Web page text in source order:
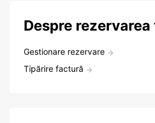
Despre rezervarea
Gestionare rezervare
Tipărire factură